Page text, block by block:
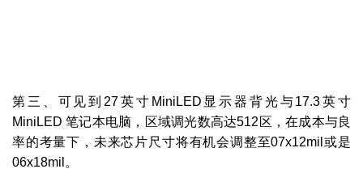
第三、可见到27英寸MiniLED显示器背光与17.3英寸
MiniLED 笔记本电脑，区域调光数高达512区，在成本与良
率的考量下，未来芯片尺寸将有机会调整至07x12mil或是
06x18mil。